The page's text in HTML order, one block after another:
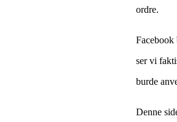
ordre.
Facebook
ser vi
burde
Denne